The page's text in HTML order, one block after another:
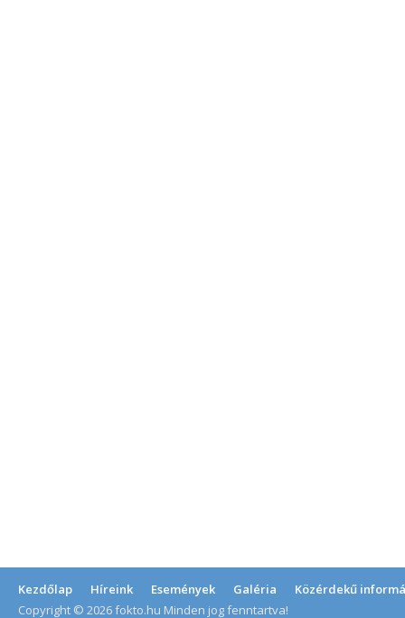
Kezdőlap Híreink Események Galéria
Közérdekű
Copyright © 2026 fokto.hu Minden jog fenntartva!